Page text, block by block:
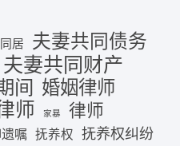
同居 夫妻共同债务
夫妻共同财产
间 婚姻律师
师 家暴 律师
嘱 抚养权 抚养权纠纷